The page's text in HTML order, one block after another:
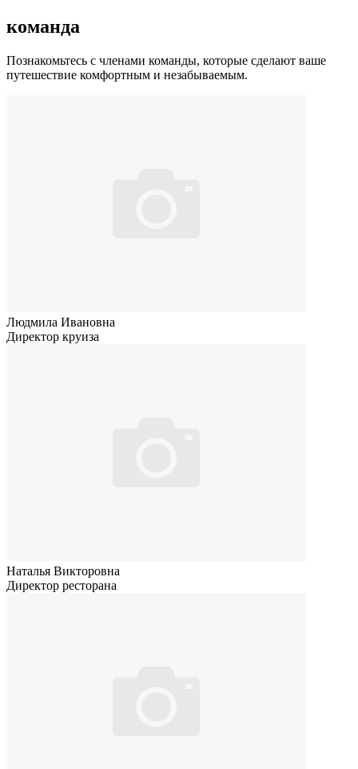
команда
Познакомьтесь с членами команды, которые сделают ваше
путешествие комфортным и незабываемым.
Людмила Ивановна
Директор круиза
Наталья Викторовна
Директор ресторана